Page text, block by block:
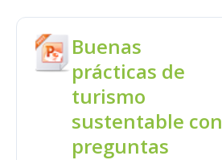
Buenas
prácticas de
turismo
sustentable con
preguntas